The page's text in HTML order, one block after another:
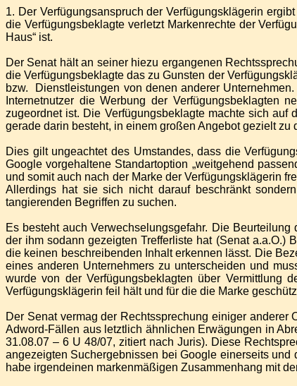
1. Der Verfügungsanspruch der Verfügungsklägerin
die Verfügungsbeklagte verletzt Markenrechte der
Haus“ ist.
Der Senat hält an seiner hiezu ergangenen
die Verfügungsbeklagte das zu Gunsten der
bzw. Dienstleistungen von denen anderer
Internetnutzer die Werbung der Verfügungsbeklagten
zugeordnet ist. Die Verfügungsbeklagte machte sich
gerade darin besteht, in einem großen Angebot gezielt
Dies gilt ungeachtet des Umstandes, dass die
Google vorgehaltene Standartoption „weitgehend
und somit auch nach der Marke der Verfügungsklägerin
Allerdings hat sie sich nicht darauf beschränkt
tangierenden Begriffen zu suchen.
Es besteht auch Verwechselungsgefahr. Die
der ihm sodann gezeigten Trefferliste hat (Senat a.a.O.)
die keinen beschreibenden Inhalt erkennen lässt. Die
eines anderen Unternehmers zu unterscheiden und
wurde von der Verfügungsbeklagten über Vermittlung
Verfügungsklägerin feil hält und für die die Marke
Der Senat vermag der Rechtssprechung einiger
Adword-Fällen aus letztlich ähnlichen Erwägungen in
31.08.07 – 6 U 48/07, zitiert nach Juris). Diese
angezeigten Suchergebnissen bei Google einerseits und
habe irgendeinen markenmäßigen Zusammenhang mit